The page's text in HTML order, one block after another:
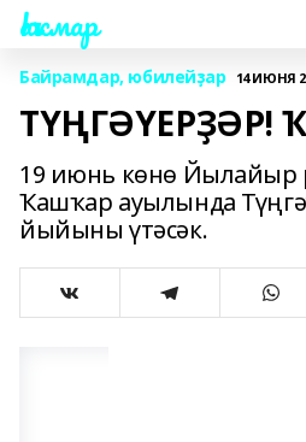
Һаҡмар
Байрамдар, юбилейҙар 14 ИЮНЯ
ТҮҢГӘҮЕРҘӘР!
19 июнь көнө
Ҡашҡар ауылында
йыйыны үтәсәк.